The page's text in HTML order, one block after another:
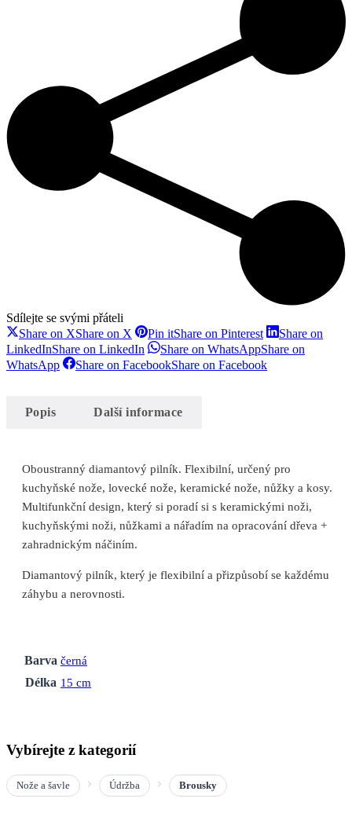
Sdílejte se svými přáteli
Share on XShare on X Pin itShare on Pinterest
Share on
LinkedInShare on LinkedIn Share on WhatsAppShare on
WhatsApp
Share on FacebookShare on Facebook
Popis Další informace
Oboustranný diamantový pilník. Flexibilní, určený pro
kuchyňské nože, lovecké nože, keramické nože, nůžky a kosy.
Multifunkční design, který si poradí si s keramickými noži,
kuchyňskými noži, nůžkami a nářadím na opracování dřeva +
zahradnickým náčiním.
Diamantový pilník, který je flexibilní a přizpůsobí se každému
záhybu a nerovnosti.
Barva černá
Délka 15 cm
Vybírejte z kategorií
Nože a šavle Údržba Brousky